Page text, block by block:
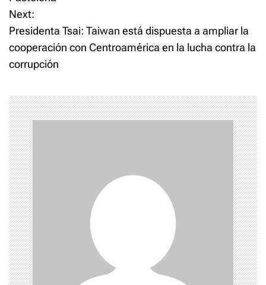
t
n
v
i
g
a
t
i
o
Next:
Presidenta Tsai: Taiwan está dispuesta a ampliar la
cooperación con Centroamérica en la lucha contra la
corrupción